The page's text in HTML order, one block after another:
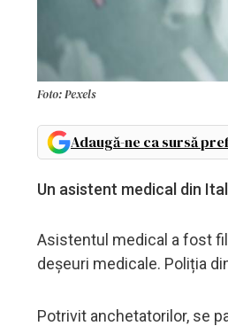
Foto: Pexels
Adaugă-ne ca sursă
Un asistent medical din
Asistentul medical a fost
deșeuri medicale. Poliția
Potrivit anchetatorilor, se